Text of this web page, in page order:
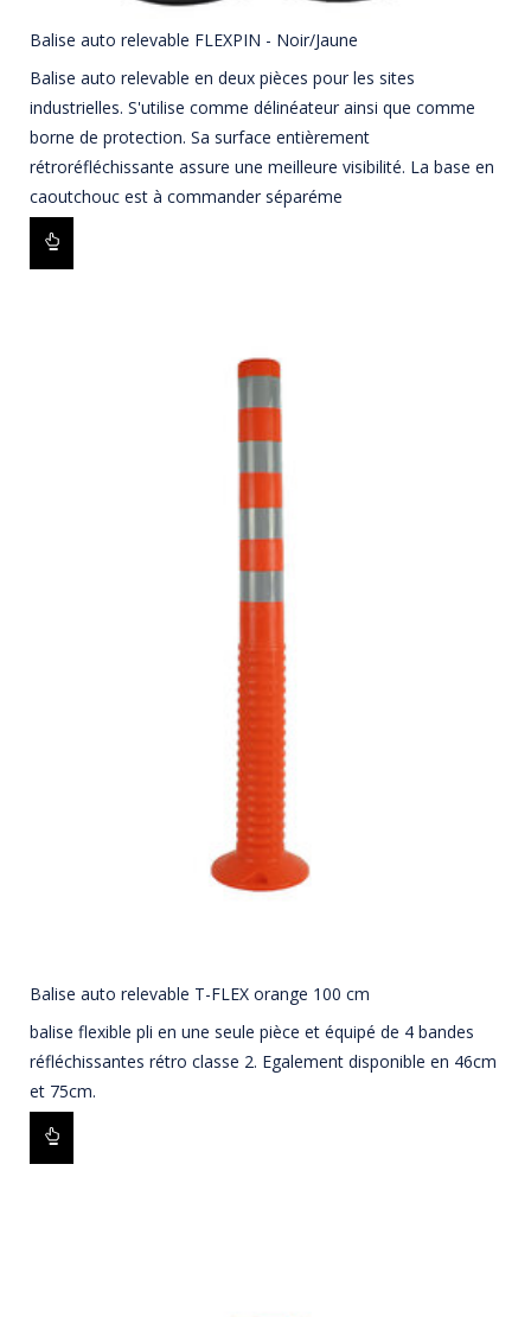
Balise auto relevable FLEXPIN - Noir/Jaune
Balise auto relevable en deux pièces pour les sites
industrielles. S'utilise comme délinéateur ainsi que comme
borne de protection. Sa surface entièrement
rétroréfléchissante assure une meilleure visibilité. La base en
caoutchouc est à commander séparéme
Balise auto relevable T-FLEX orange 100 cm
balise flexible pli en une seule pièce et équipé de 4 bandes
réfléchissantes rétro classe 2. Egalement disponible en 46cm
et 75cm.